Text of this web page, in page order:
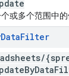
或多个范围中的
DataFilter
/
ByData